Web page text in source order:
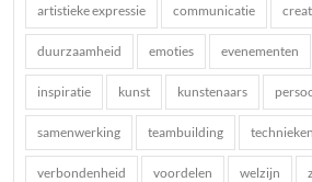
artistieke expressie communicatie
duurzaamheid emoties evenementen
inspiratie kunst kunstenaars
samenwerking teambuilding technieken
verbondenheid voordelen welzijn